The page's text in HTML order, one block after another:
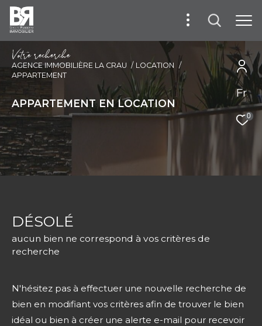
Fr
0
Votre recherche
AGENCE IMMOBILIÈRE LA CRAU
LOCATION
APPARTEMENT
APPARTEMENT EN LOCATION
DÉSOLÉ
aucun bien ne correspond à vos critères de
recherche
N'hésitez pas à effectuer une nouvelle recherche de
bien en modifiant vos critères afin de trouver le bien
idéal ou bien à créer une alerte e-mail pour recevoir